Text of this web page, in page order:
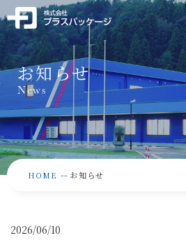
お知らせ
News
HOME -- お知らせ
2026/06/10